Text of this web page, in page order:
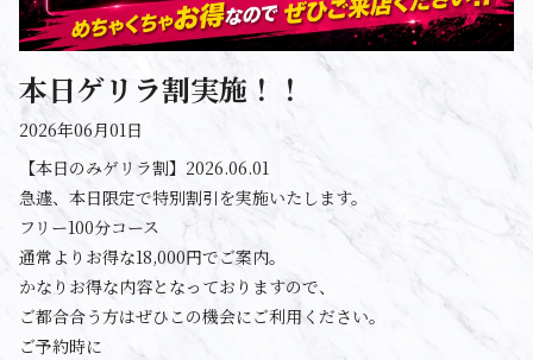
本日ゲリラ割実施！！
2026年06月01日
【本日のみゲリラ割】2026.06.01
急遽、本日限定で特別割引を実施いたします。
フリー100分コース
通常よりお得な18,000円でご案内。
かなりお得な内容となっておりますので、
ご都合合う方はぜひこの機会にご利用ください。
ご予約時に